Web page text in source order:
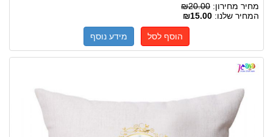
מחיר מחירון: ₪20.00
המחיר שלנו: ₪15.00
הוסף לסל מידע נוסף